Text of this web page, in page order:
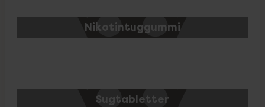
Nikotintuggummi
Sugtabletter